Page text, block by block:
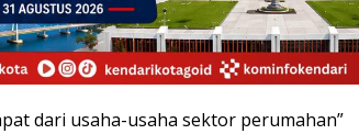
dari usaha-usaha sektor perumahan”